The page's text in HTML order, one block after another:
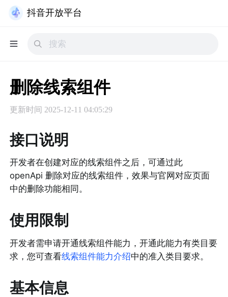
抖音开放平台
删除线索组件
更新时间 2025-12-11 04:05:29
接口说明
开发者在创建对应的线索组件之后，可通过此
openApi 删除对应的线索组件，效果与官网对应页面
中的删除功能相同。
使用限制
开发者需申请开通线索组件能力，开通此能力有类目要
求，您可查看线索组件能力介绍中的准入类目要求。
基本信息